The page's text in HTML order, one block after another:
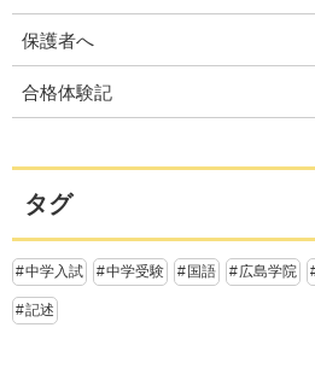
保護者へ
合格体験記
タグ
中学入試 中学受験 国語 広島学院
記述